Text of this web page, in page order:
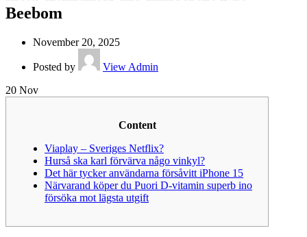
Beebom
November 20, 2025
Posted by
View Admin
20 Nov
Content
Viaplay – Sveriges Netflix?
Hurså ska karl förvärva någo vinkyl?
Det här tycker användarna försåvitt iPhone 15
Närvarand köper du Puori D-vitamin superb ino
försöka mot lägsta utgift